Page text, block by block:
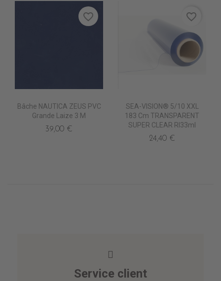
Bâche NAUTICA ZEUS PVC
Grande Laize 3 M
39,00 €
favorite_border
SEA-VISION® 5/10 XXL
183 Cm TRANSPARENT
SUPER CLEAR Rl33ml
24,40 €
favorite_border
Service client